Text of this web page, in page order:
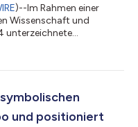
)--Im Rahmen einer
Wissenschaft und
unterzeichnete
zurückgeht,
Methanol-Anlage
die sich in der
und positioniert